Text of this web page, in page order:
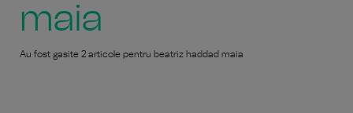
maia
Au fost gasite 2 articole pentru beatriz haddad maia